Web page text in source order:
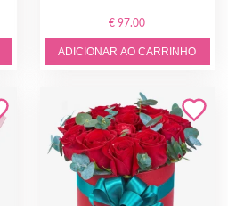
€ 97.00
ADICIONAR AO CARRINHO